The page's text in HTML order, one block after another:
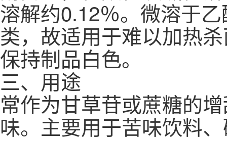
溶解约0.12％。微溶于
类，故适用于难以加热
保持制品白色。
三、用途
常作为甘草苷或蔗糖的
味。主要用于苦味饮料